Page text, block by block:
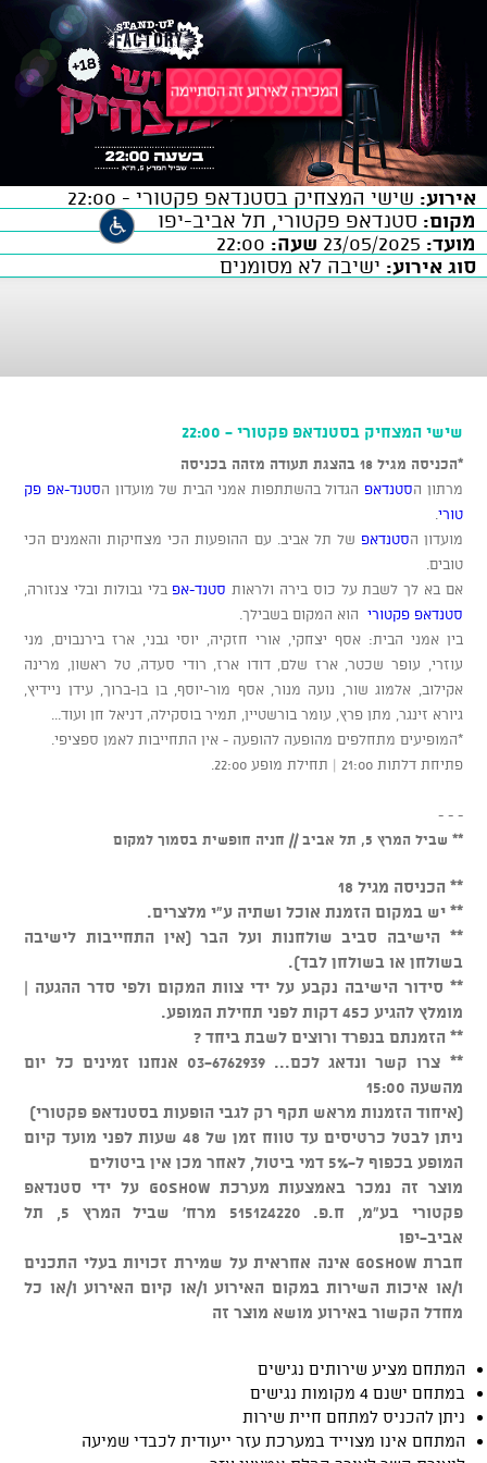
אירוע: שישי המצחיק בסטנדאפ פקטורי - 22:00
מקום: סטנדאפ פקטורי, תל אביב-יפו
מועד:
שעה:
סוג אירוע: ישיבה לא מסומנים
שישי המצחיק בסטנדאפ פקטורי - 22:00
*הכניסה מגיל 18 בהצגת תעודה מזהה בכניסה
מרתון הסטנדאפ הגדול בהשתתפות אמני הבית של מועדון הסטנד-אפ פק
טורי.
מועדון הסטנדאפ של תל אביב. עם ההופעות הכי מצחיקות והאמנים הכי
טובים.
אם בא לך לשבת על כוס בירה ולראות סטנד-אפ בלי גבולות ובלי צנזורה,
סטנדאפ פקטורי הוא המקום בשבילך.
בין אמני הבית: אסף יצחקי, אורי חזקיה, יוסי גבני, ארז בירנבוים, מני
עוזרי, עופר שכטר, ארז שלם, דודו ארז, רודי סעדה, טל ראשון, מרינה
אקילוב, אלמוג שור, נועה מנור, אסף מור-יוסף, בן בן-ברוך, עידן ניידיץ,
גיורא זינגר, מתן פרץ, עומר בורשטיין, תמיר בוסקילה, דניאל חן ועוד...
*המופיעים מתחלפים מהופעה להופעה - אין התחייבות לאמן ספציפי.
פתיחת דלתות 21:00 | תחילת מופע 22:00.
- - -
** שביל המרץ 5, תל אביב // חניה חופשית בסמוך למקום
** הכניסה מגיל 18
** יש במקום הזמנת אוכל ושתיה ע"י מלצרים.
** הישיבה סביב שולחנות ועל הבר (אין התחייבות לישיבה
בשולחן או בשולחן לבד).
** סידור הישיבה נקבע על ידי צוות המקום ולפי סדר ההגעה |
מומלץ להגיע כ45 דקות לפני תחילת המופע.
** הזמנתם בנפרד ורוצים לשבת ביחד ?
** צרו קשר ונדאג לכם... 03-6762939 אנחנו זמינים כל יום
מהשעה 15:00
(איחוד הזמנות מראש תקף רק לגבי הופעות בסטנדאפ פקטורי)
ניתן לבטל כרטיסים עד טווח זמן של 48 שעות לפני מועד קיום
המופע בכפוף ל-5% דמי ביטול, לאחר מכן אין ביטולים
מוצר זה נמכר באמצעות מערכת GOSHOW על ידי סטנדאפ
פקטורי בע"מ, ח.פ. 515124220 מרח' שביל המרץ 5, תל
אביב-יפו
חברת GOSHOW אינה אחראית על שמירת זכויות בעלי התכנים
ו/או איכות השירות במקום האירוע ו/או קיום האירוע ו/או כל
מחדל הקשור באירוע מושא מוצר זה
המתחם מציע שירותים נגישים
במתחם ישנם 4 מקומות נגישים
ניתן להכניס למתחם חיית שירות
המתחם אינו מצוייד במערכת עזר ייעודית לכבדי שמיעה